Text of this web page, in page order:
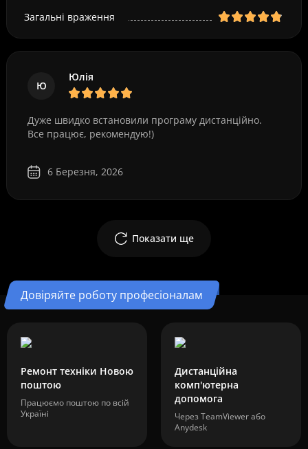
Загальні враження
Ю
Юлія
Дуже швидко встановили програму дистанційно.
Все працює, рекомендую!)
6 Березня, 2026
Показати ще
Довіряйте роботу професіоналам
Ремонт техніки Новою
поштою
Працюємо поштою по всій
Україні
Дистанційна
комп'ютерна
допомога
Через TeamViewer або
Anydesk